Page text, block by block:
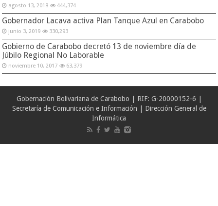
agosto 13, 2018 444,374
Gobernador Lacava activa Plan Tanque Azul en Carabobo
junio 3, 2019 330,293
Gobierno de Carabobo decretó 13 de noviembre día de
Júbilo Regional No Laborable
noviembre 10, 2017 63,379
Gobernación Bolivariana de Carabobo | RIF: G-20000152-6 |
Secretaría de Comunicación e Información | Dirección General de
Informática